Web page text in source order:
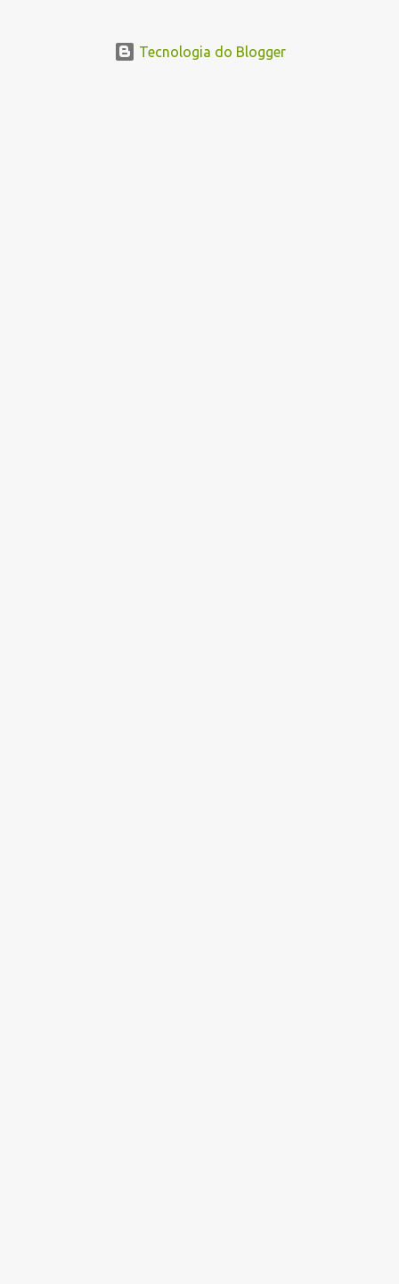
não resistiu aos ferimentos e veio a óbito. Uma das vítimas foi
Tecnologia do Blogger